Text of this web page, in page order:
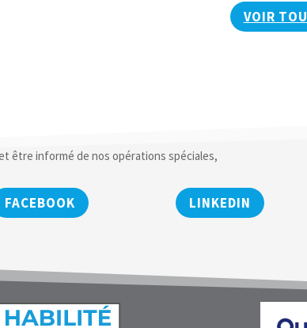
VOIR
être informé de nos opérations spéciales,
FACEBOOK LINKEDIN